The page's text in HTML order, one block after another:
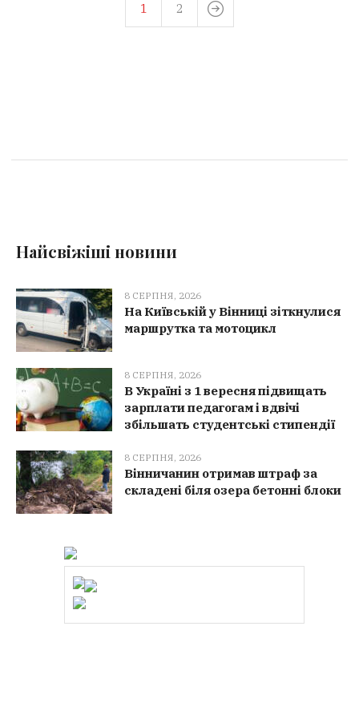
1 2
Найсвіжіші новини
8 СЕРПНЯ, 2026
На Київській у Вінниці зіткнулися
маршрутка та мотоцикл
8 СЕРПНЯ, 2026
В Україні з 1 вересня підвищать
зарплати педагогам і вдвічі
збільшать студентські стипендії
8 СЕРПНЯ, 2026
Вінничанин отримав штраф за
складені біля озера бетонні блоки